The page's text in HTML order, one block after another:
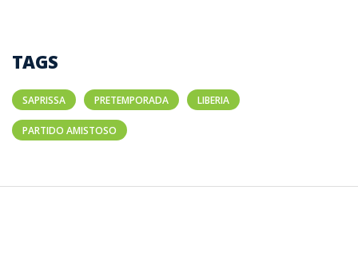
TAGS
SAPRISSA PRETEMPORADA LIBERIA
PARTIDO AMISTOSO